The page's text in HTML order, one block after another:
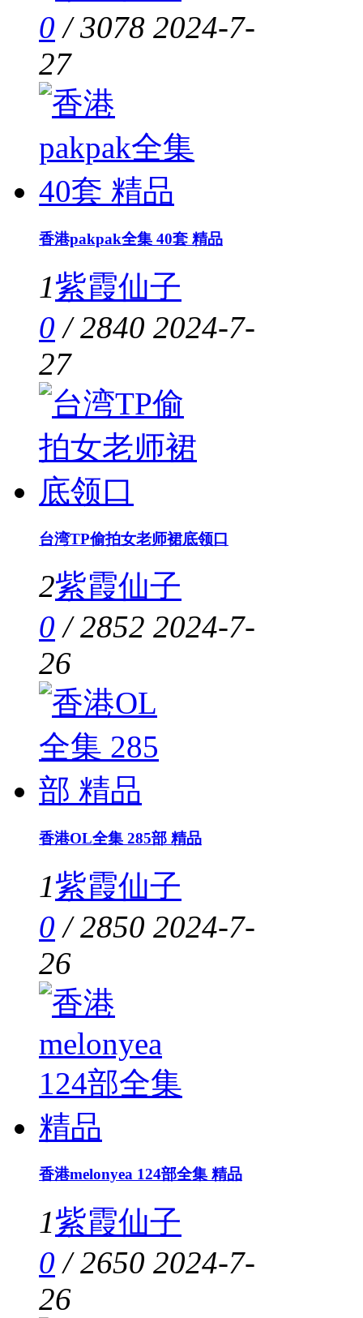
0 /3078 2024-7-
27
香港pakpak全集 40套 精品
1紫霞仙子
0 /2840 2024-7-
27
台湾TP偷拍女老师裙底领口
2紫霞仙子
0 /2852 2024-7-
26
香港OL全集 285部 精品
1紫霞仙子
0 /2850 2024-7-
26
香港melonyea 124部全集 精品
1紫霞仙子
0 /2650 2024-7-
26